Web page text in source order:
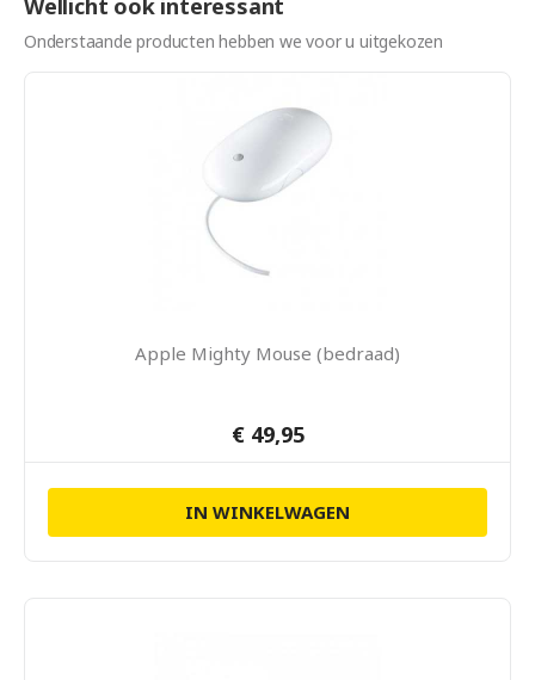
Wellicht ook interessant
Onderstaande producten hebben we voor u uitgekozen
Apple Mighty Mouse (bedraad)
€ 49,95
IN WINKELWAGEN